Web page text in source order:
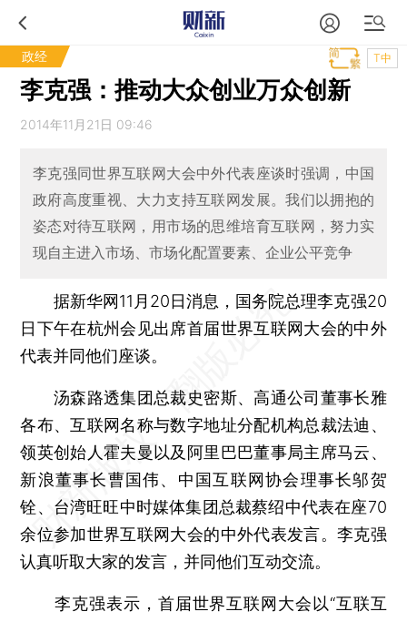
政经 T中
李克强：推动大众创业万众创新
2014年11月21日 09:46
李克强同世界互联网大会中外代表座谈时强调，中国
政府高度重视、大力支持互联网发展。我们以拥抱的
姿态对待互联网，用市场的思维培育互联网，努力实
现自主进入市场、市场化配置要素、企业公平竞争
据新华网11月20日消息，国务院总理李克强20
日下午在杭州会见出席首届世界互联网大会的中外
代表并同他们座谈。
汤森路透集团总裁史密斯、高通公司董事长雅
各布、互联网名称与数字地址分配机构总裁法迪、
领英创始人霍夫曼以及阿里巴巴董事局主席马云、
新浪董事长曹国伟、中国互联网协会理事长邬贺
铨、台湾旺旺中时媒体集团总裁蔡绍中代表在座70
余位参加世界互联网大会的中外代表发言。李克强
认真听取大家的发言，并同他们互动交流。
李克强表示，首届世界互联网大会以“互联互